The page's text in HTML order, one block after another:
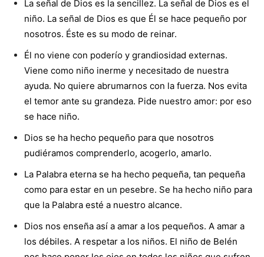
La señal de Dios es la sencillez. La señal de Dios es el
niño. La señal de Dios es que Él se hace pequeño por
nosotros. Éste es su modo de reinar.
Él no viene con poderío y grandiosidad externas.
Viene como niño inerme y necesitado de nuestra
ayuda. No quiere abrumarnos con la fuerza. Nos evita
el temor ante su grandeza. Pide nuestro amor: por eso
se hace niño.
Dios se ha hecho pequeño para que nosotros
pudiéramos comprenderlo, acogerlo, amarlo.
La Palabra eterna se ha hecho pequeña, tan pequeña
como para estar en un pesebre. Se ha hecho niño para
que la Palabra esté a nuestro alcance.
Dios nos enseña así a amar a los pequeños. A amar a
los débiles. A respetar a los niños. El niño de Belén